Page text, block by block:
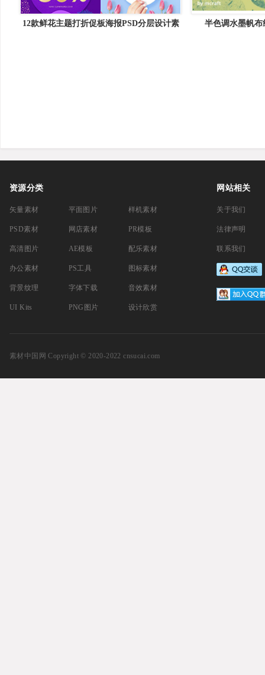
12款鲜花主题打折促板海报PSD分层设计素
半色调水墨帆
资源分类
矢量素材
PSD素材
高清图片
办公素材
背景纹理
UI Kits
平面图片
网店素材
AE模板
PS工具
字体下载
PNG图片
样机素材
PR模板
配乐素材
图标素材
音效素材
设计欣赏
网站相关
关于我们
法律声明
联系我们
素材中国网 Copyright © 2020-2022 cnsucai.com